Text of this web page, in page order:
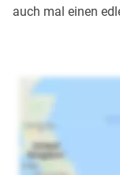
auch mal einen